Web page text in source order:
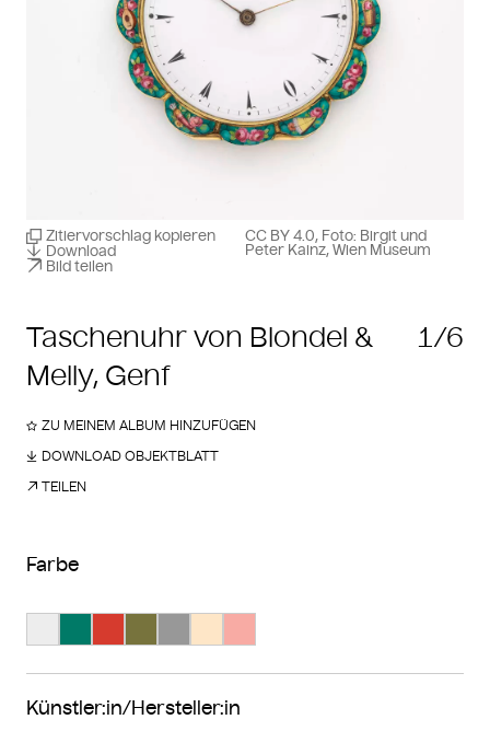
Taschenuhr von Blondel &
Melly, Genf
1/6
Zitiervorschlag kopieren
Download
Bild teilen
CC BY 4.0, Foto: Birgit und
Peter Kainz, Wien Museum
ZU MEINEM ALBUM HINZUFÜGEN
DOWNLOAD OBJEKTBLATT
TEILEN
Farbe
Künstler:in/Hersteller:in